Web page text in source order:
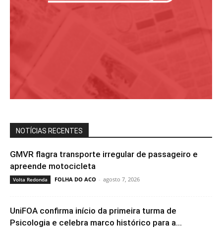
NOTÍCIAS RECENTES
GMVR flagra transporte irregular de passageiro e
apreende motocicleta
Volta Redonda FOLHA DO ACO - agosto 7, 2026
UniFOA confirma início da primeira turma de
Psicologia e celebra marco histórico para a...